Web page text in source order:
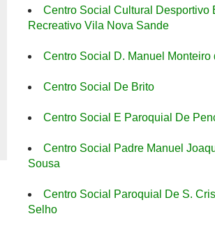
Centro Social Cultural Desportivo
Recreativo Vila Nova Sande
Centro Social D. Manuel Monteiro
Centro Social De Brito
Centro Social E Paroquial De
Centro Social Padre Manuel
Sousa
Centro Social Paroquial De S.
Selho